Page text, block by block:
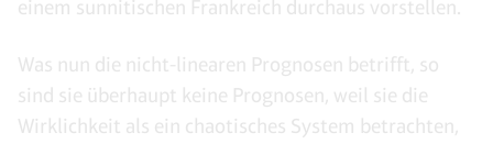
einem sunnitischen Frankreich durchaus vorstellen.
Was nun die nicht-linearen Prognosen betrifft, so
sind sie überhaupt keine Prognosen, weil sie die
Wirklichkeit als ein chaotisches System betrachten,